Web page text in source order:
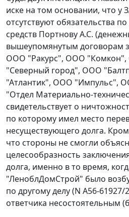
иске на том основании, что
отсутствуют обязательства
средств Портнову А.С.
вышеупомянутым договорам
ООО "Ракурс", ООО
"Северный город", ООО
"Атлантик", ООО "Импульс",
"Отдел Материально-
свидетельствует о
по которому имел место
несуществующего долга.
что стороны не смогли
целесообразность
долга, именно в то время,
"ЛеноблДомСтрой" было
по другому делу (N А56-
ответчика несостоятельным